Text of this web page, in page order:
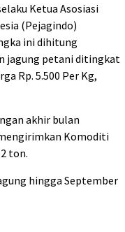
Ketua Asosiasi
(Pejagindo)
ini dihitung
jagung petani ditingkat
Rp. 5.500 Per Kg,
akhir bulan
Komoditi
ton.
hingga September